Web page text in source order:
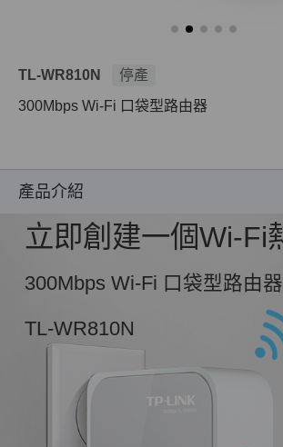
TL-WR810N
停產
300Mbps Wi-Fi 口袋型路由器
產品介紹
立即創建一個Wi-Fi
300Mbps Wi-Fi 口袋型路由器
TL-WR810N